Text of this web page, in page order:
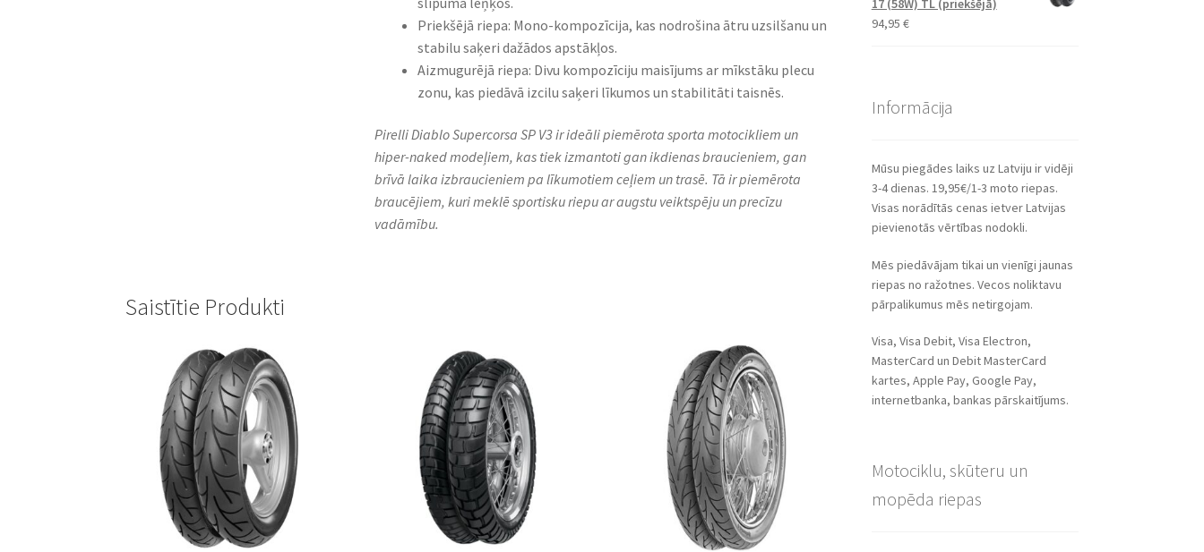
Priekšējā riepa: Mono-kompozīcija, kas nodrošina ātru uzsilšanu un
stabilu saķeri dažādos apstākļos.
Aizmugurējā riepa: Divu kompozīciju maisījums ar mīkstāku plecu
zonu, kas piedāvā izcilu saķeri līkumos un stabilitāti taisnēs.
Pirelli Diablo Supercorsa SP V3 ir ideāli piemērota sporta motocikliem un
hiper-naked modeļiem, kas tiek izmantoti gan ikdienas braucieniem, gan
brīvā laika izbraucieniem pa līkumotiem ceļiem un trasē. Tā ir piemērota
braucējiem, kuri meklē sportisku riepu ar augstu veiktspēju un precīzu
vadāmību.
Saistītie Produkti
17 (58W) TL (priekšējā)
94,95 €
Informācija
Mūsu piegādes laiks uz Latviju ir vidēji
3-4 dienas. 19,95€/1-3 moto riepas.
Visas norādītās cenas ietver Latvijas
pievienotās vērtības nodokli.
Mēs piedāvājam tikai un vienīgi jaunas
riepas no ražotnes. Vecos noliktavu
pārpalikumus mēs netirgojam.
Visa, Visa Debit, Visa Electron,
MasterCard un Debit MasterCard
kartes, Apple Pay, Google Pay,
internetbanka, bankas pārskaitījums.
Motociklu, skūteru un
mopēda riepas